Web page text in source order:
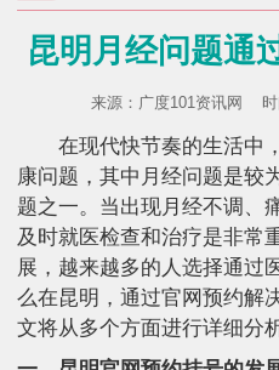
昆明月经问题通
来源： 广度101资讯网
在现代快节奏的生活中
康问题，其中月经问题是较
题之一。当出现月经不调、
及时就医检查和治疗是非常
展，越来越多的人选择通过
么在昆明，通过官网预约解
文将从多个方面进行详细分析